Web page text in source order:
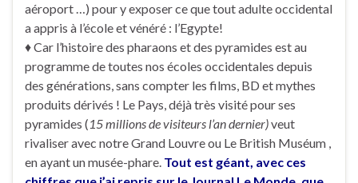
aéroport …) pour y exposer ce que tout adulte occidental
a appris à l’école et vénéré : l’Egypte!
♦ Car l’histoire des pharaons et des pyramides est au
programme de toutes nos écoles occidentales depuis
des générations, sans compter les films, BD et mythes
produits dérivés ! Le Pays, déjà très visité pour ses
pyramides (15 millions de visiteurs l’an dernier)veut
rivaliser avec notre Grand Louvre ou Le British Muséum ,
en ayant un musée-phare. Tout est géant, avec ces